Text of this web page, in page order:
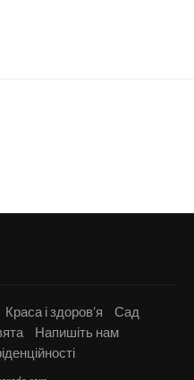
Краса і здоров’я
Сад
Напишіть нам